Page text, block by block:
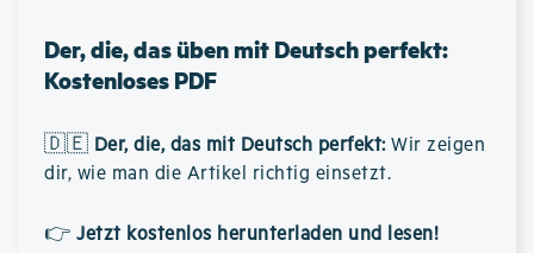
Der, die, das üben mit Deutsch perfekt:
Kostenloses PDF
🇩🇪 Der, die, das mit Deutsch perfekt: Wir zeigen
dir, wie man die Artikel richtig einsetzt.
👉 Jetzt kostenlos herunterladen und lesen!